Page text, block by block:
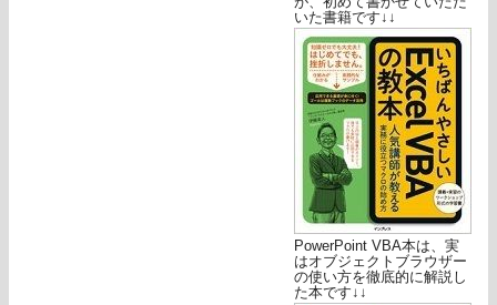
いた書籍です↓↓
PowerPoint VBA本は、実
はオブジェクトブラウザー
の使い方を徹底的に解説し
た本です↓↓